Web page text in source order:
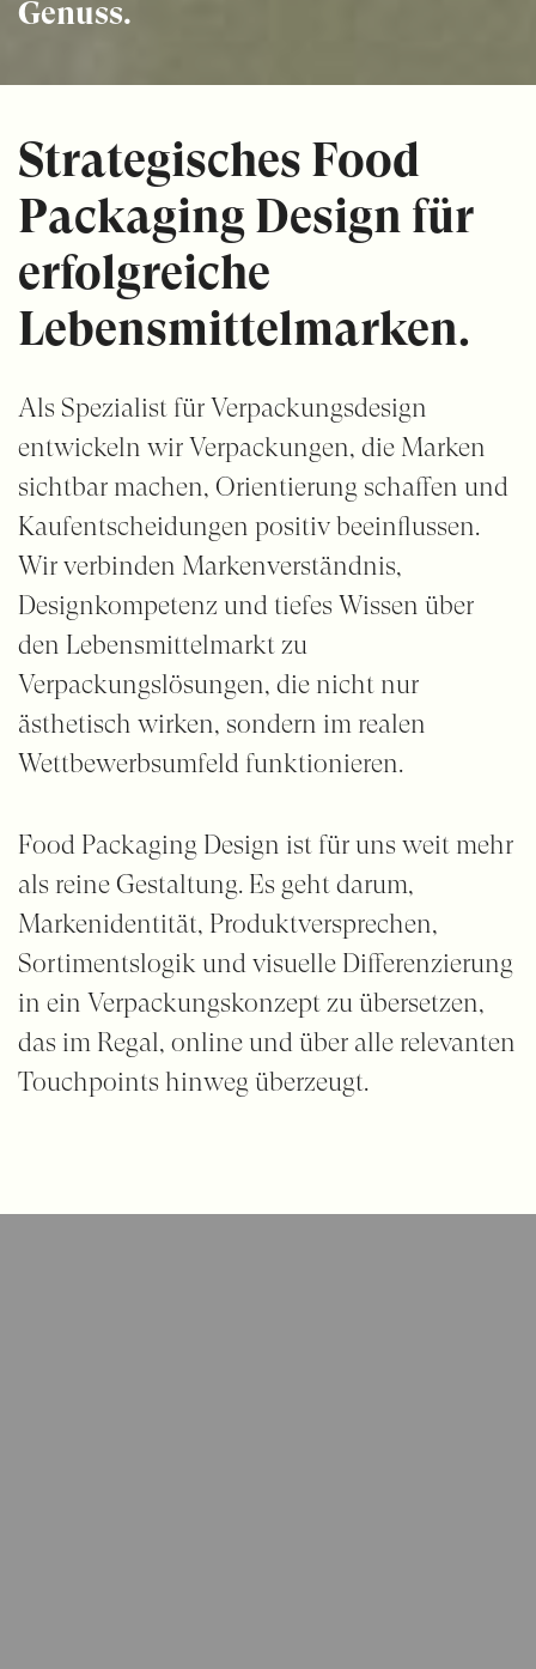
Genuss.
Strategisches Food
Packaging Design für
erfolgreiche
Lebensmittelmarken.
Als Spezialist für Verpackungsdesign
entwickeln wir Verpackungen, die Marken
sichtbar machen, Orientierung schaffen und
Kaufentscheidungen positiv beeinflussen.
Wir verbinden Markenverständnis,
Designkompetenz und tiefes Wissen über
den Lebensmittelmarkt zu
Verpackungslösungen, die nicht nur
ästhetisch wirken, sondern im realen
Wettbewerbsumfeld funktionieren.
Food Packaging Design ist für uns weit mehr
als reine Gestaltung. Es geht darum,
Markenidentität, Produktversprechen,
Sortimentslogik und visuelle Differenzierung
in ein Verpackungskonzept zu übersetzen,
das im Regal, online und über alle relevanten
Touchpoints hinweg überzeugt.